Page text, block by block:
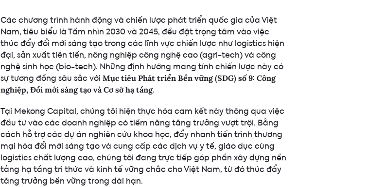
Các chương trình hành động và chiến lược phát triển quốc gia của Việt
Nam, tiêu biểu là Tầm nhìn 2030 và 2045, đều đặt trọng tâm vào việc
thúc đẩy đổi mới sáng tạo trong các lĩnh vực chiến lược như logistics hiện
đại, sản xuất tiên tiến, nông nghiệp công nghệ cao (agri-tech) và công
nghệ sinh học (bio-tech). Những định hướng mang tính chiến lược này có
sự tương đồng sâu sắc với Mục tiêu Phát triển Bền vững (SDG) số 9: Công
nghiệp, Đổi mới sáng tạo và Cơ sở hạ tầng.
Tại Mekong Capital, chúng tôi hiện thực hóa cam kết này thông qua việc
đầu tư vào các doanh nghiệp có tiềm năng tăng trưởng vượt trội. Bằng
cách hỗ trợ các dự án nghiên cứu khoa học, đẩy nhanh tiến trình thương
mại hóa đổi mới sáng tạo và cung cấp các dịch vụ y tế, giáo dục cùng
logistics chất lượng cao, chúng tôi đang trực tiếp góp phần xây dựng nền
tảng hạ tầng tri thức và kinh tế vững chắc cho Việt Nam, từ đó thúc đẩy
tăng trưởng bền vững trong dài hạn.